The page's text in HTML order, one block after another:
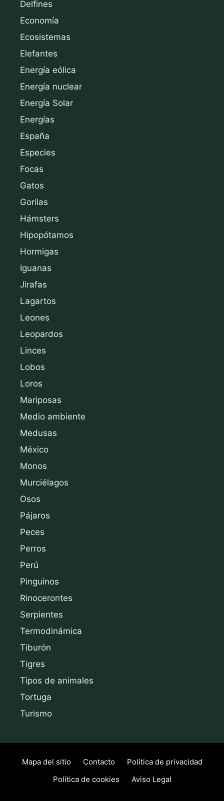
Delfines
Economía
Ecosistemas
Elefantes
Energía eólica
Energía nuclear
Energía Solar
Energías
España
Especies
Focas
Gatos
Gorilas
Hámsters
Hipopótamos
Hormigas
Iguanas
Jirafas
Lagartos
Leones
Leopardos
Linces
Lobos
Loros
Mariposas
Medio ambiente
Medusas
México
Monos
Murciélagos
Osos
Pájaros
Peces
Perros
Perú
Pinguinos
Rinocerontes
Serpientes
Termodinámica
Tiburón
Tigres
Tipos de animales
Tortuga
Turismo
Mapa del sitio Contacto
Política de privacidad
Política de cookies
Aviso Legal